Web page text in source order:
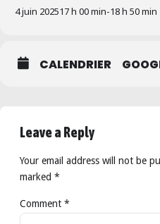
4 juin 202517 h 00 min-18 h 50 min
CALENDRIER
Leave a Reply
Your email address will not be
marked *
Comment *